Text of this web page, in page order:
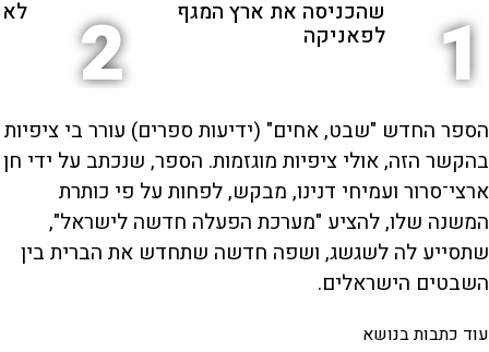
1 שהכניסה את ארץ המגף
לפאניקה 2
הספר החדש "שבט, אחים" (ידיעות ספרים) עורר בי ציפיות
בהקשר הזה, אולי ציפיות מוגזמות. הספר, שנכתב על ידי חן
ארצי־סרור ועמיחי דנינו, מבקש, לפחות על פי כותרת
המשנה שלו, להציע "מערכת הפעלה חדשה לישראל",
שתסייע לה לשגשג, ושפה חדשה שתחדש את הברית בין
השבטים הישראלים.
עוד כתבות בנושא